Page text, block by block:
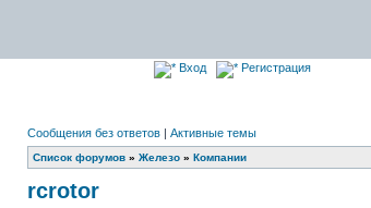
Вход Регистрация
Сообщения без ответов | Активные темы
Список форумов » Железо » Компании
rcrotor